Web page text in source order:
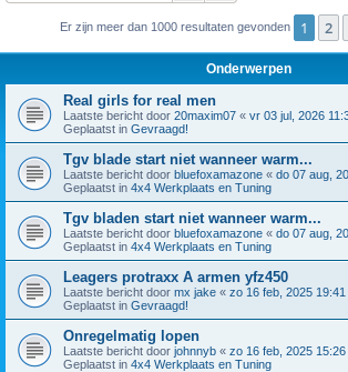
Er zijn meer dan 1000 resultaten gevonden 1 2
Onderwerpen
Real girls for real men
Laatste bericht door 20maxim07 « vr 03 jul, 2026
Geplaatst in Gevraagd!
Tgv blade start niet wanneer warm...
Laatste bericht door bluefoxamazone « do 07 aug,
Geplaatst in 4x4 Werkplaats en Tuning
Tgv bladen start niet wanneer warm...
Laatste bericht door bluefoxamazone « do 07 aug,
Geplaatst in 4x4 Werkplaats en Tuning
Leagers protraxx A armen yfz450
Laatste bericht door mx jake « zo 16 feb, 2025 19:41
Geplaatst in Gevraagd!
Onregelmatig lopen
Laatste bericht door johnnyb « zo 16 feb, 2025 15:26
Geplaatst in 4x4 Werkplaats en Tuning